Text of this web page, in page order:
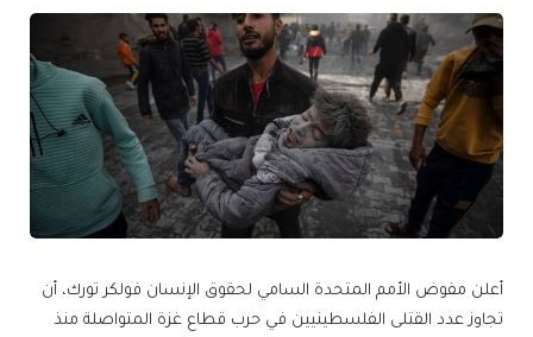
أعلن مفوض الأمم المتحدة السامي لحقوق الإنسان فولكر تورك، أن
تجاوز عدد القتلى الفلسطينيين في حرب قطاع غزة المتواصلة منذ